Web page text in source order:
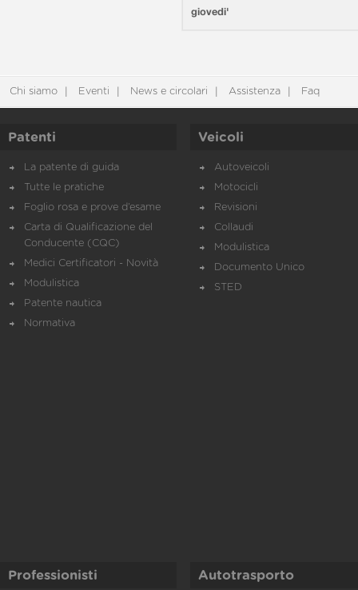
giovedi'
Chi siamo Eventi News e circolari Assistenza Faq
Patenti
La patente di guida
Tutte le pratiche
Foglio rosa e prove d’esame
Carta di Qualificazione del
Conducente (CQC)
Medici Certificatori - Novità
Modulistica
Patente nautica
Normativa
Veicoli
Autoveicoli
Motocicli
Revisioni
Collaudi
Modulistica
Documento Unico
STED
Professionisti Autotrasporto